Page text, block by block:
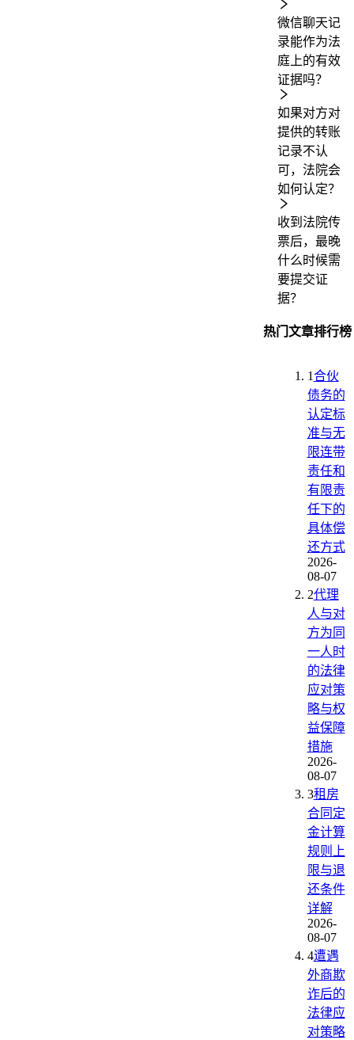
微信聊天记
录能作为法
庭上的有效
证据吗？
如果对方对
提供的转账
记录不认
可，法院会
如何认定？
收到法院传
票后，最晚
什么时候需
要提交证
据？
热门文章排行榜
1合伙
债务的
认定标
准与无
限连带
责任和
有限责
任下的
具体偿
还方式
2026-
08-07
2代理
人与对
方为同
一人时
的法律
应对策
略与权
益保障
措施
2026-
08-07
3租房
合同定
金计算
规则上
限与退
还条件
详解
2026-
08-07
4遭遇
外商欺
诈后的
法律应
对策略